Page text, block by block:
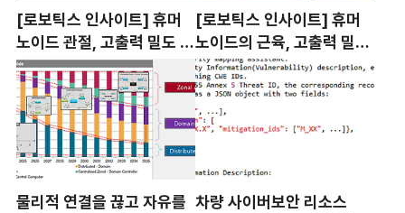
[로보틱스 인사이트] 휴머
노이드 관절, 고출력 밀도 액
추에이터 기술의 진화와 과
제 : ②감속기 편
[로보틱스 인사이트] 휴머
노이드의 근육, 고출력 밀도
액추에이터 기술의 진화와
과제 : ① 모터 편
물리적 연결을 끊고 자유를 차량 사이버보안 리소스